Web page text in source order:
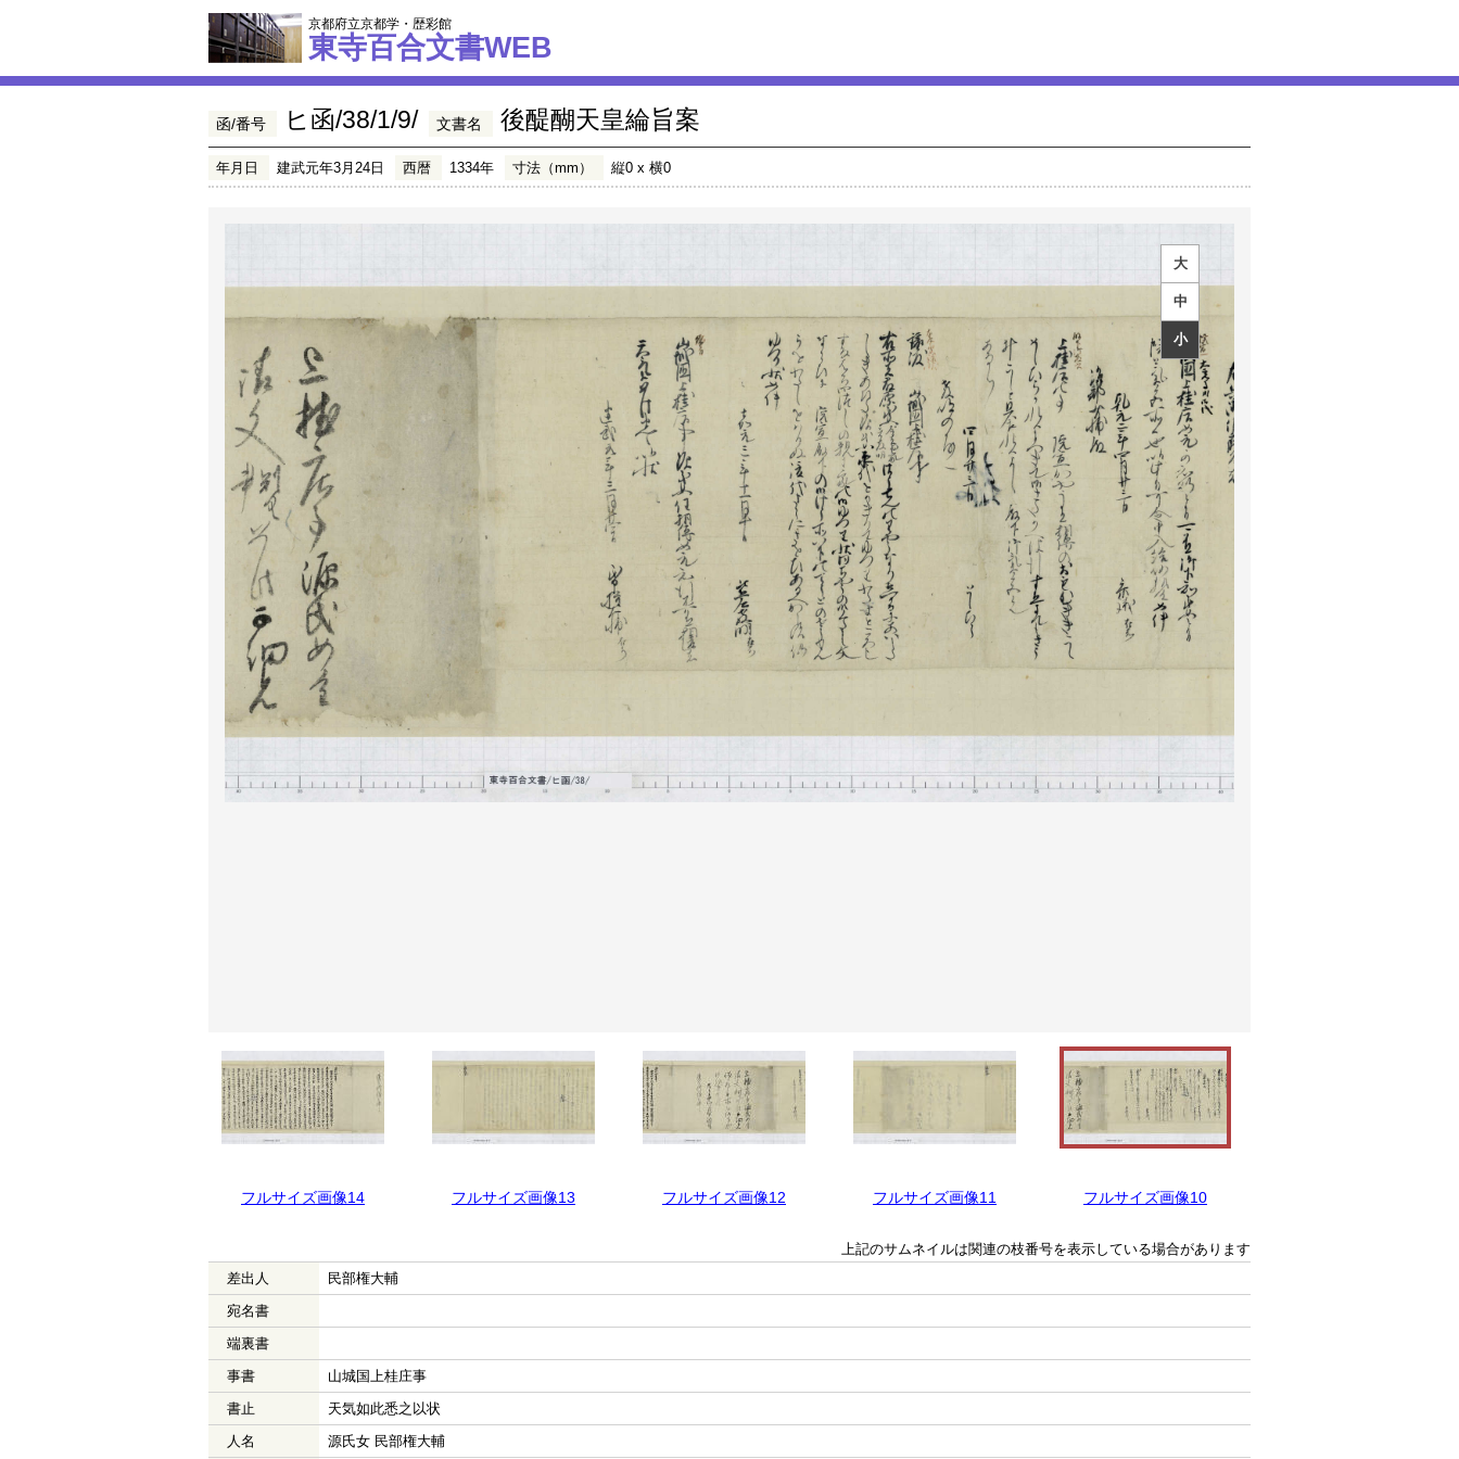
京都府立京都学・歴彩館
東寺百合文書WEB
函/番号 ヒ函/38/1/9/ 文書名 後醍醐天皇綸旨案
年月日 建武元年3月24日 西暦 1334年 寸法（mm） 縦0 x 横0
大
中
小
フルサイズ画像14 フルサイズ画像13 フルサイズ画像12 フルサイズ画像11 フルサイズ画像10
上記のサムネイルは関連の枝番号を表示している場合があります
差出人
民部権大輔
宛名書
端裏書
事書
山城国上桂庄事
書止
天気如此悉之以状
人名
源氏女 民部権大輔